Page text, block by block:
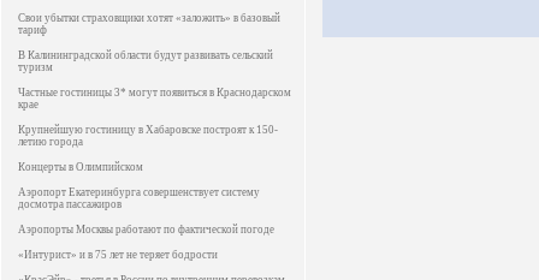
Свои убытки страховщики хотят «заложить» в базовый
тариф
В Калининградской области будут развивать сельский
туризм
Частные гостиницы 3* могут появиться в Краснодарском
крае
Крупнейшую гостиницу в Хабаровске построят к 150-
летию города
Концерты в Олимпийском
Аэропорт Екатеринбурга совершенствует систему
досмотра пассажиров
Аэропорты Москвы работают по фактической погоде
«Интурист» и в 75 лет не теряет бодрости